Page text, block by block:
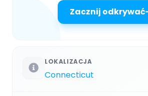
Zacznij odkrywać
LOKALIZACJA
Connecticut